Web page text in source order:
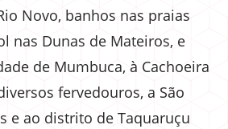
Novo, banhos nas praias
nas Dunas de Mateiros, e
de Mumbuca, à Cachoeira
fervedouros, a São
e ao distrito de Taquaruçu